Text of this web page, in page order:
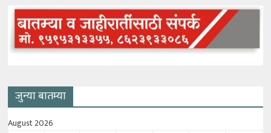
जुन्या बातम्या
August 2026